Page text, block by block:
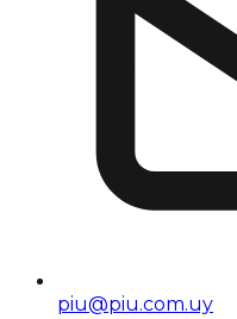
piu@piu.com.uy